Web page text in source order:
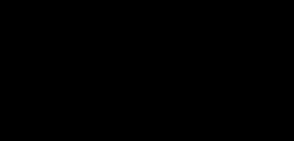
заказ, всё объяснили. Выбор
на месте. Очень довольна, рекомендую всем!